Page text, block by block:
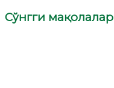
Сўнгги мақолалар